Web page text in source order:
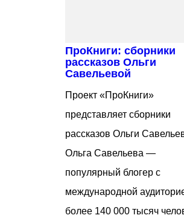
ПроКниги: сборники
рассказов Ольги
Савельевой
Проект «ПроКниги»
представляет сборники
рассказов Ольги
Ольга Савельева —
популярный блогер с
международной
более 140 000 тысяч